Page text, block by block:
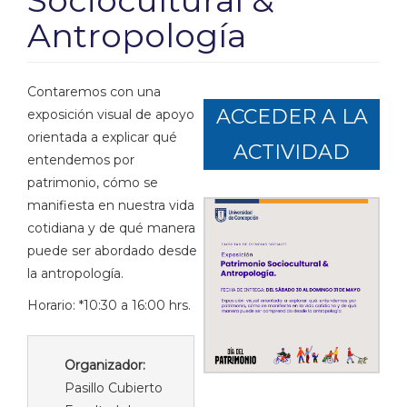
Antropología
Contaremos con una
exposición visual de apoyo
orientada a explicar qué
entendemos por
patrimonio, cómo se
manifiesta en nuestra vida
cotidiana y de qué manera
puede ser abordado desde
la antropología.
Horario: *10:30 a 16:00 hrs.
Organizador:
Pasillo Cubierto
ACCEDER A LA
ACTIVIDAD